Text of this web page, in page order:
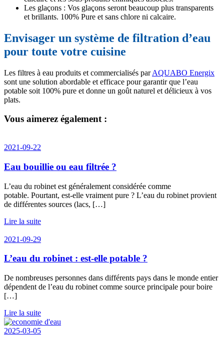
Les glaçons : Vos glaçons seront beaucoup plus transparents
et brillants. 100% Pure et sans chlore ni calcaire.
Envisager un système de filtration d’eau
pour toute votre cuisine
Les filtres à eau produits et commercialisés parAQUABO Energix
sont une solution abordable et efficace pour garantir que l’eau
potable soit 100% pure et donne un goût naturel et délicieux à vos
plats.
Vous aimerez également :
2021-09-22
Eau bouillie ou eau filtrée ?
L’eau du robinet est généralement considérée comme
potable. Pourtant, est-elle vraiment pure ? L’eau du robinet provient
de différentes sources (lacs, […]
Lire la suite
2021-09-29
L’eau du robinet : est-elle potable ?
De nombreuses personnes dans différents pays dans le monde entier
dépendent de l’eau du robinet comme source principale pour boire
[…]
Lire la suite
2025-03-05